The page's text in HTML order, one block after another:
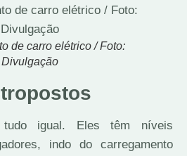
de carro elétrico / Foto:
Divulgação
igual. Eles têm níveis
indo do carregamento